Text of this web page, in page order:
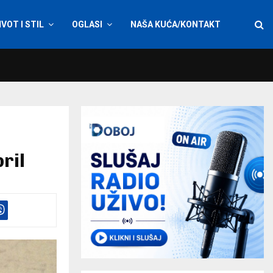
I STIL OGLASI NAŠA KUĆA/KONTAKT